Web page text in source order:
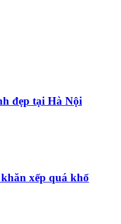
đẹp tại Hà Nội
xếp quá khổ